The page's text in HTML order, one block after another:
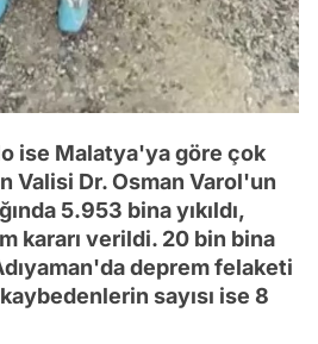
ise Malatya'ya göre çok
Valisi Dr. Osman Varol'un
5.953 bina yıkıldı,
kararı verildi. 20 bin bina
deprem felaketi
sayısı ise 8